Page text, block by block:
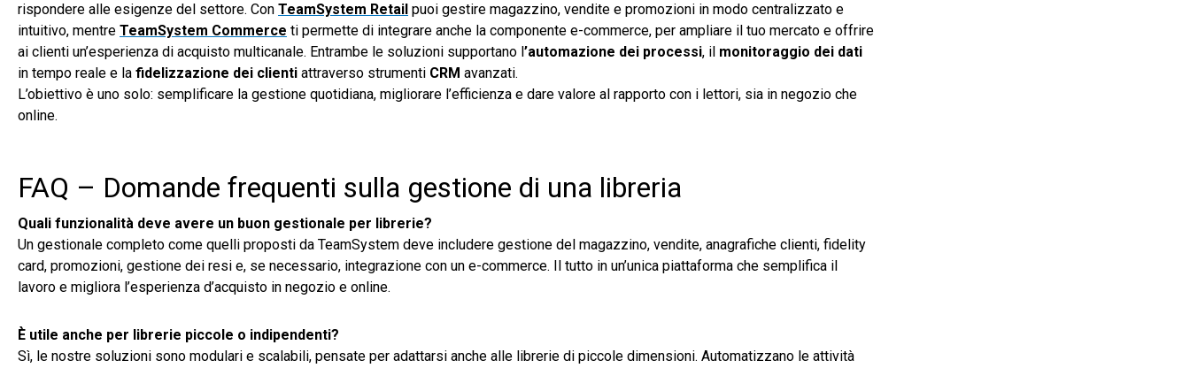
rispondere alle esigenze del settore. Con TeamSystem Retail puoi gestire magazzino, vendite e promozioni in modo centralizzato e
intuitivo, mentre TeamSystem Commerce ti permette di integrare anche la componente e-commerce, per ampliare il tuo mercato e offrire
ai clienti un’esperienza di acquisto multicanale. Entrambe le soluzioni supportano l ’automazione dei processi, il monitoraggio dei dati
in tempo reale e la fidelizzazione dei clienti attraverso strumenti CRM avanzati.
L’obiettivo è uno solo: semplificare la gestione quotidiana, migliorare l’efficienza e dare valore al rapporto con i lettori, sia in negozio che
online.
FAQ – Domande frequenti sulla gestione di una libreria
Quali funzionalità deve avere un buon gestionale per librerie?
Un gestionale completo come quelli proposti da TeamSystem deve includere gestione del magazzino, vendite, anagrafiche clienti, fidelity
card, promozioni, gestione dei resi e, se necessario, integrazione con un e-commerce. Il tutto in un’unica piattaforma che semplifica il
lavoro e migliora l’esperienza d’acquisto in negozio e online.
È utile anche per librerie piccole o indipendenti?
Sì, le nostre soluzioni sono modulari e scalabili, pensate per adattarsi anche alle librerie di piccole dimensioni. Automatizzano le attività